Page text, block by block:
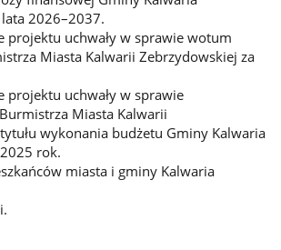
2026–2037.
projektu uchwały w sprawie wotum
Miasta Kalwarii Zebrzydowskiej za
projektu uchwały w sprawie
Miasta Kalwarii
wykonania budżetu Gminy Kalwaria
rok.
miasta i gminy Kalwaria